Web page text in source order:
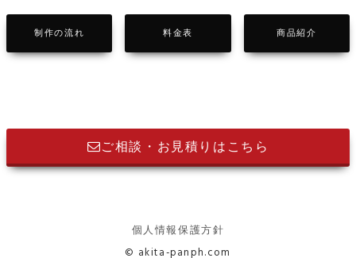
制作の流れ 料金表 商品紹介
ご相談・お見積りはこちら
個人情報保護方針
© akita-panph.com